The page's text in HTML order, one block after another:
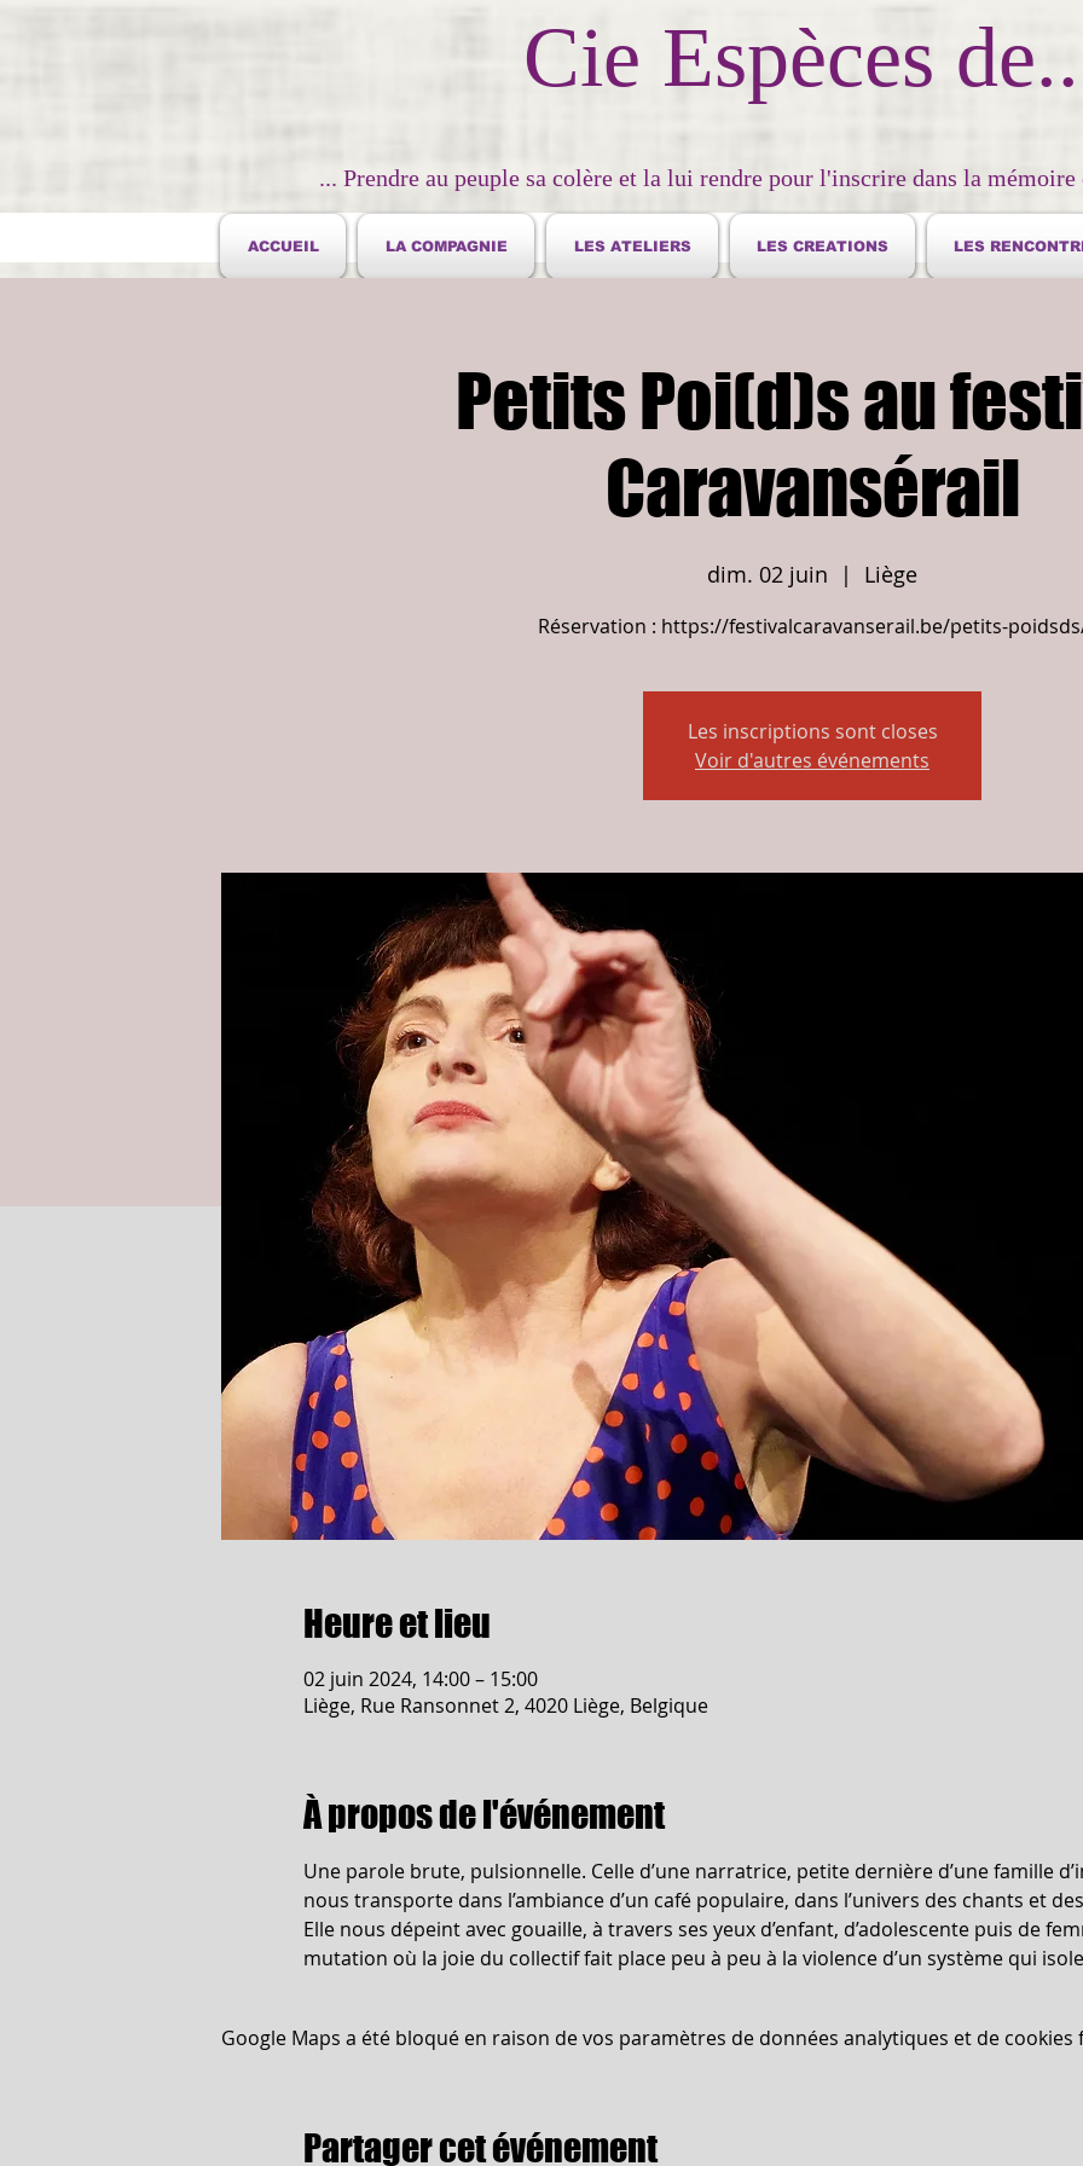
Cie Espèces
... Prendre au peuple sa colère et la lui rendre pour l'inscrire dans la
ACCUEIL LA COMPAGNIE LES ATELIERS LES CREATIONS LES
Petits Poi(d)s au
Caravansérail
dim. 02 juin
  |
Liège
Réservation : https://festivalcaravanserail.be/petits-
Les inscriptions sont closes
Voir d'autres événements
Heure et lieu
02 juin 2024, 14:00 – 15:00
Liège, Rue Ransonnet 2, 4020 Liège, Belgique
À propos de l'événement
Une parole brute, pulsionnelle. Celle d’une narratrice, petite dernière d’une famille
nous transporte dans l’ambiance d’un café populaire, dans l’univers des chants et
Elle nous dépeint avec gouaille, à travers ses yeux d’enfant, d’adolescente puis de
mutation où la joie du collectif fait place peu à peu à la violence d’un système qui
Google Maps a été bloqué en raison de vos paramètres de données analytiques et de cookies
Partager cet événement